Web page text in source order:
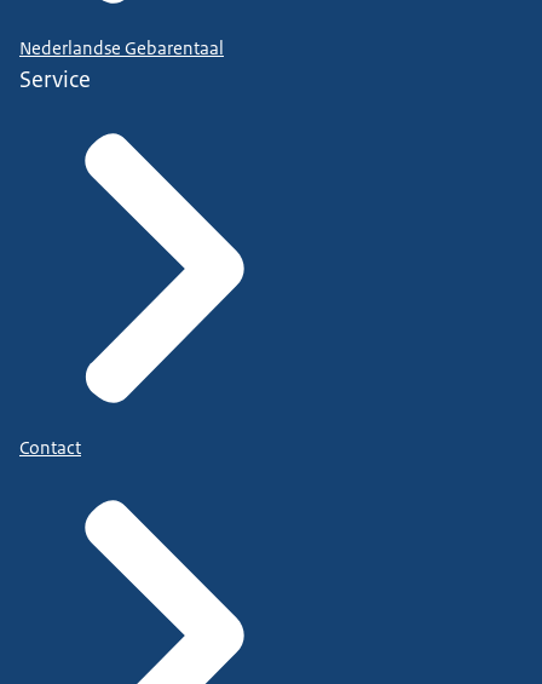
Nederlandse Gebarentaal
Service
Contact